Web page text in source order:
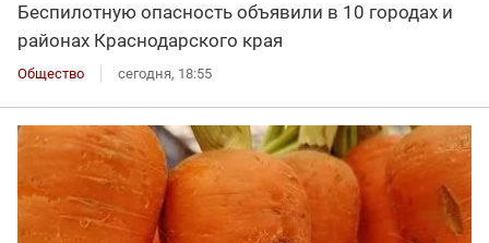
Беспилотную опасность объявили в 10 городах и
районах Краснодарского края
Общество сегодня, 18:55